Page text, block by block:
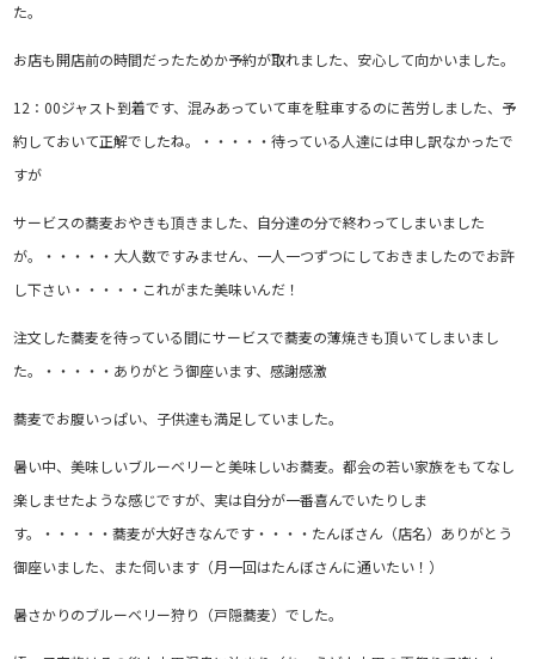
た。
お店も開店前の時間だったためか予約が取れました、安心して向かいました。
12：00ジャスト到着です、混みあっていて車を駐車するのに苦労しました、予
約しておいて正解でしたね。・・・・・待っている人達には申し訳なかったで
すが
サービスの蕎麦おやきも頂きました、自分達の分で終わってしまいました
が。・・・・・大人数ですみません、一人一つずつにしておきましたのでお許
し下さい・・・・・これがまた美味いんだ！
注文した蕎麦を待っている間にサービスで蕎麦の薄焼きも頂いてしまいまし
た。・・・・・ありがとう御座います、感謝感激
蕎麦でお腹いっぱい、子供達も満足していました。
暑い中、美味しいブルーベリーと美味しいお蕎麦。都会の若い家族をもてなし
楽しませたような感じですが、実は自分が一番喜んでいたりしま
す。・・・・・蕎麦が大好きなんです・・・・たんぼさん（店名）ありがとう
御座いました、また伺います（月一回はたんぼさんに通いたい！）
暑さかりのブルーベリー狩り（戸隠蕎麦）でした。